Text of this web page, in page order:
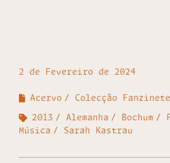
2 de Fevereiro de 2024
Acervo Colecção
2013 Alemanha Bochum
Música
Sarah Kastrau